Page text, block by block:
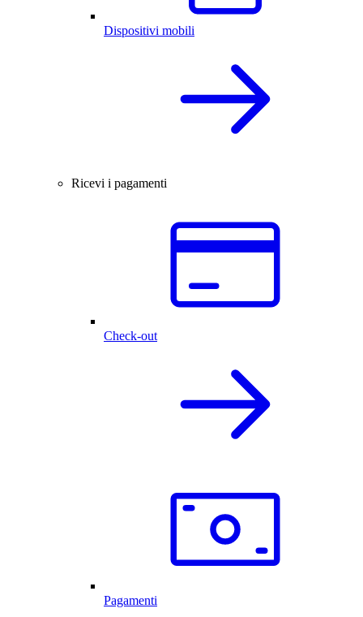
Dispositivi mobili
Ricevi i pagamenti
Check-out
Pagamenti